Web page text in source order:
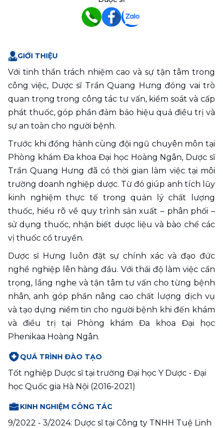
GIỚI THIỆU
Với tinh thần trách nhiệm cao và sự tận tâm trong
công việc, Dược sĩ Trần Quang Hưng đóng vai trò
quan trọng trong công tác tư vấn, kiểm soát và cấp
phát thuốc, góp phần đảm bảo hiệu quả điều trị và
sự an toàn cho người bệnh.
Trước khi đồng hành cùng đội ngũ chuyên môn tại
Phòng khám Đa khoa Đại học Hoàng Ngân, Dược sĩ
Trần Quang Hưng đã có thời gian làm việc tại môi
trường doanh nghiệp dược. Từ đó giúp anh tích lũy
kinh nghiệm thực tế trong quản lý chất lượng
thuốc, hiểu rõ về quy trình sản xuất – phân phối –
sử dụng thuốc, nhận biết dược liệu và bào chế các
vị thuốc cổ truyền.
Dược sĩ Hưng luôn đặt sự chính xác và đạo đức
nghề nghiệp lên hàng đầu. Với thái độ làm việc cẩn
trọng, lắng nghe và tận tâm tư vấn cho từng bệnh
nhân, anh góp phần nâng cao chất lượng dịch vụ
và tạo dựng niềm tin cho người bệnh khi đến khám
và điều trị tại Phòng khám Đa khoa Đại học
Phenikaa Hoàng Ngân.
QUÁ TRÌNH ĐÀO TẠO
Tốt nghiệp Dược sĩ tại trường Đại học Y Dược - Đại
học Quốc gia Hà Nội (2016-2021)
KINH NGHIỆM CÔNG TÁC
9/2022 - 3/2024: Dược sĩ tại Công ty TNHH Tuệ Linh